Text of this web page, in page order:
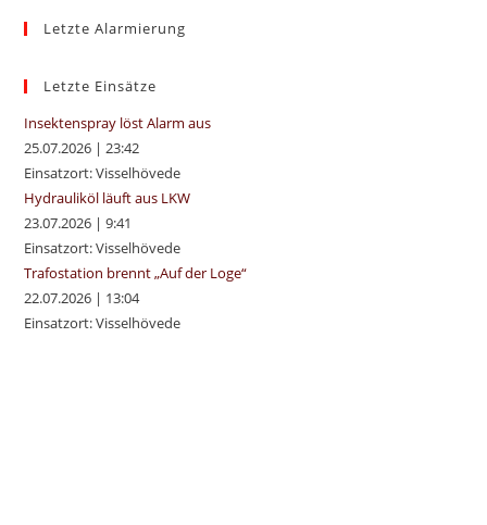
Letzte Alarmierung
Letzte Einsätze
Insektenspray löst Alarm aus
25.07.2026 |23:42
Einsatzort: Visselhövede
Hydrauliköl läuft aus LKW
23.07.2026 |9:41
Einsatzort: Visselhövede
Trafostation brennt „Auf der Loge“
22.07.2026 | 13:04
Einsatzort: Visselhövede